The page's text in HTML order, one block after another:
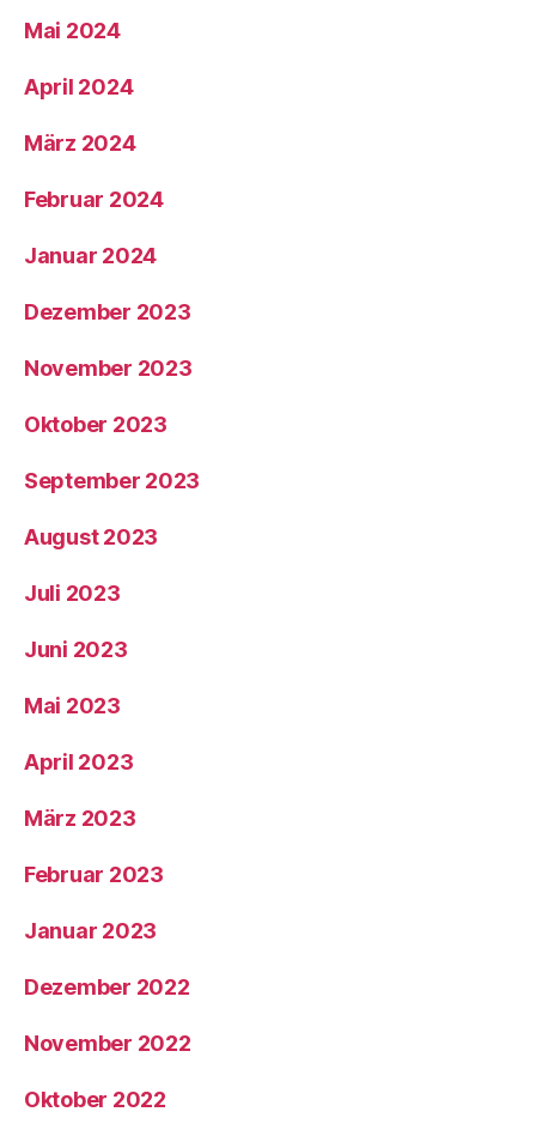
Mai 2024
April 2024
März 2024
Februar 2024
Januar 2024
Dezember 2023
November 2023
Oktober 2023
September 2023
August 2023
Juli 2023
Juni 2023
Mai 2023
April 2023
März 2023
Februar 2023
Januar 2023
Dezember 2022
November 2022
Oktober 2022